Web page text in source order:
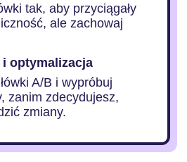
tak, aby przyciągały
ale zachowaj
i optymalizacja
A/B i wypróbuj
zanim zdecydujesz,
zmiany.